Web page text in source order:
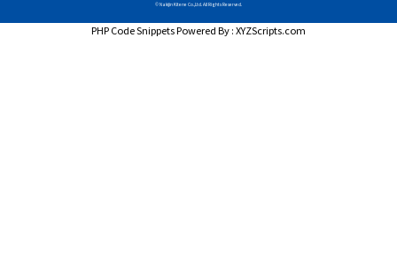
© Nakijin Kitene Co.,Ltd. All Rights Reserved.
PHP Code SnippetsPowered By :XYZScripts.com